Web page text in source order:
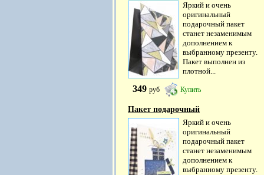
Яркий и очень
оригинальный
подарочный пакет
станет незаменимым
дополнением к
выбранному презенту.
Пакет выполнен из
плотной...
349 руб Купить
Пакет подарочный
Яркий и очень
оригинальный
подарочный пакет
станет незаменимым
дополнением к
выбранному презенту.